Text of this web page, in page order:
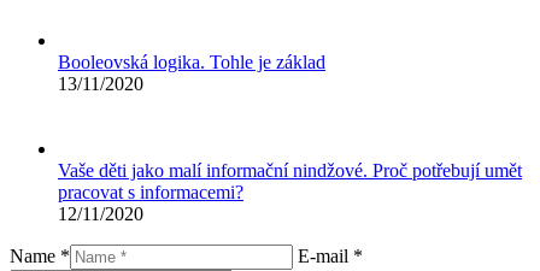
Booleovská logika. Tohle je základ
13/11/2020
Vaše děti jako malí informační nindžové. Proč potřebují umět
pracovat s informacemi?
12/11/2020
Name * E-mail *